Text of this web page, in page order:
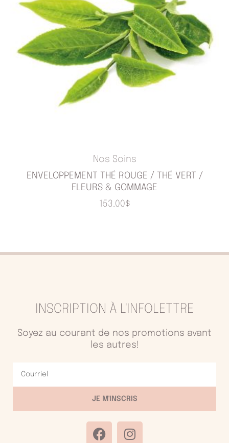
Nos Soins
ENVELOPPEMENT THÉ ROUGE / THÉ VERT /
FLEURS & GOMMAGE
153.00$
INSCRIPTION À L'INFOLETTRE
Soyez au courant de nos promotions avant
les autres!
JE M'INSCRIS
F
a
I
n